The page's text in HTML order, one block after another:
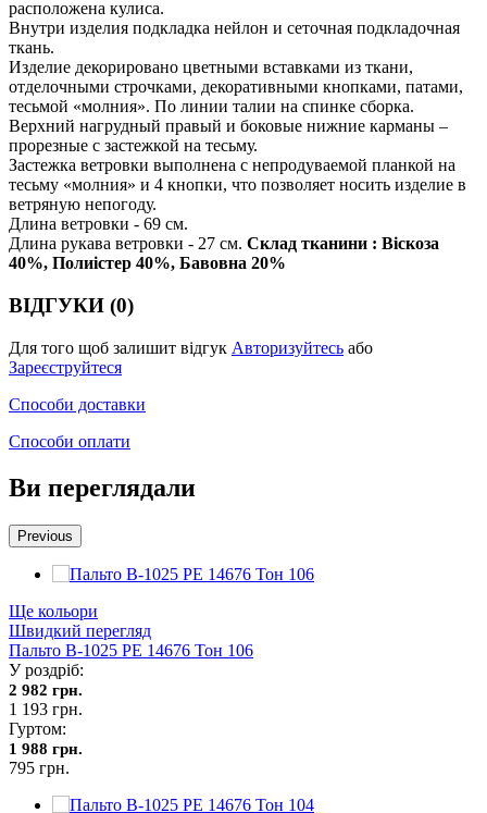
расположена кулиса.
Внутри изделия подкладка нейлон и сеточная подкладочная
ткань.
Изделие декорировано цветными вставками из ткани,
отделочными строчками, декоративными кнопками, патами,
тесьмой «молния». По линии талии на спинке сборка.
Верхний нагрудный правый и боковые нижние карманы –
прорезные с застежкой на тесьму.
Застежка ветровки выполнена с непродуваемой планкой на
тесьму «молния» и 4 кнопки, что позволяет носить изделие в
ветряную непогоду.
Длина ветровки - 69 см.
Длина рукава ветровки - 27 см. Склад тканини : Віскоза
40%, Полиістер 40%, Бавовна 20%
ВІДГУКИ (0)
Для того щоб залишит відгук Авторизуйтесь або
Зареєструйтеся
Способи доставки
Способи оплати
Ви переглядали
Previous
Ще кольори
Швидкий перегляд
Пальто В-1025 PE 14676 Тон 106
У роздріб:
2 982 грн.
1 193 грн.
Гуртом:
1 988 грн.
795 грн.